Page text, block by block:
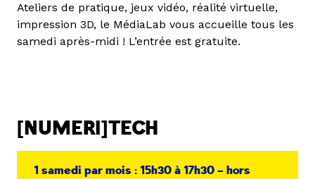
Ateliers de pratique, jeux vidéo, réalité virtuelle,
impression 3D, le MédiaLab vous accueille tous les
samedi après-midi ! L’entrée est gratuite.
[NUMERI]TECH
1 samedi par mois : 15h30 à 17h30 – hors